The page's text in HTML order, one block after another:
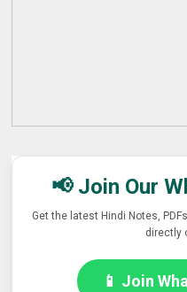
📢 Join Our
Get the latest Hindi Notes,
directly
📱 Join